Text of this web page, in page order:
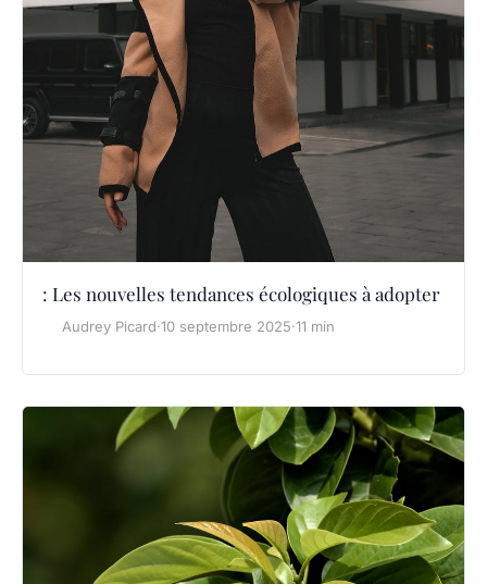
: Les nouvelles tendances écologiques à adopter
Audrey Picard·10 septembre 2025·11 min